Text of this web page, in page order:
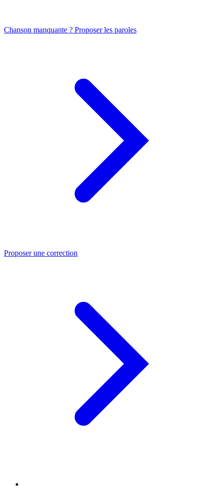
Chanson manquante ? Proposer les paroles
Proposer une correction